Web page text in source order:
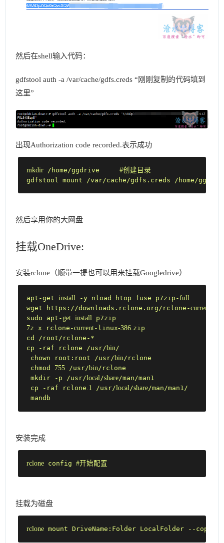
然后在shell输入代码：
gdfstool auth -a /var/cache/gdfs.creds “刚刚复制的代码填到
这里”
出现Authorization code recorded.表示成功
mkdir /home/ggdrive #创建目录
gdfstool mount /var/cache/gdfs.creds /home/
然后享用你的大网盘
挂载OneDrive:
安装rclone（顺带一提也可以用来挂载Googledrive）
apt-get install -y nload htop fuse p7zip-full
wget https://downloads.rclone.org/rclone-current
sudo apt-get install
7z x rclone-current-linux-386.zip
cd /root/rclone-*
cp -raf rclone /usr/bin/
chown root:root /usr/bin/rclone
chmod 755 /usr/bin/rclone
mkdir -p /usr/local/share/man/man1
cp -raf rclone.1 /usr/local/share/man/man1/
安装完成
rclone config #开始配置
挂载为磁盘
rclone mount DriveName:Folder LocalFolder --copy-